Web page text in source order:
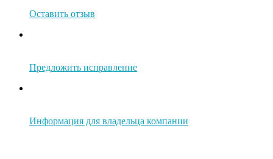
Оставить отзыв
Предложить исправление
Информация для владельца компании